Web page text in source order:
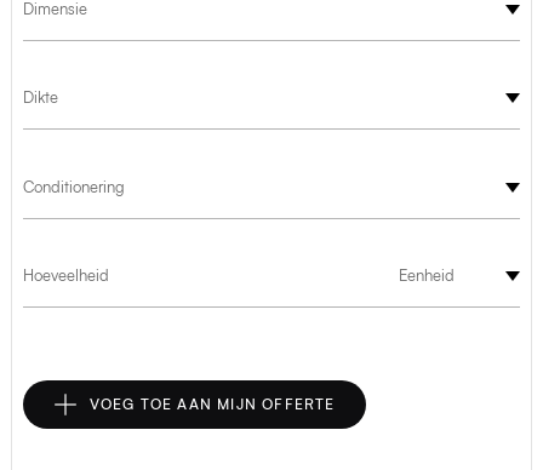
Dimensie
Dikte
Conditionering
Hoeveelheid Eenheid
VOEG TOE AAN MIJN OFFERTE